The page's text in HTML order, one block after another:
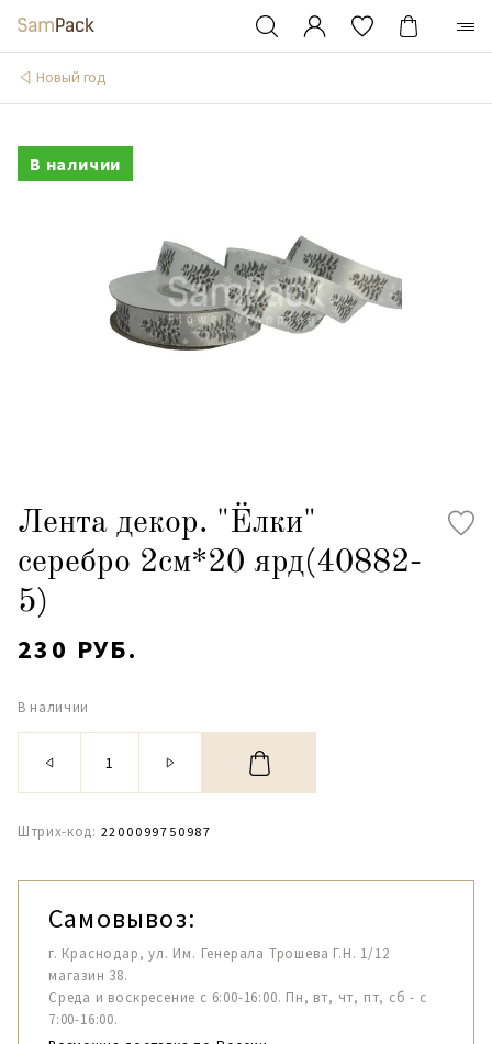
Новый год
В наличии
Лента декор. "Ёлки"
серебро 2см*20 ярд(40882-
5)
230 РУБ.
В наличии
Штрих-код: 2200099750987
Самовывоз:
г. Краснодар, ул. Им. Генерала Трошева Г.Н. 1/12
магазин 38.
Среда и воскресение с 6:00-16:00. Пн, вт, чт, пт, сб - с
7:00-16:00.